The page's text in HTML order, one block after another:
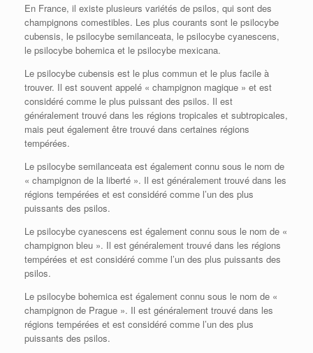
En France, il existe plusieurs variétés de psilos, qui sont des
champignons comestibles. Les plus courants sont le psilocybe
cubensis, le psilocybe semilanceata, le psilocybe cyanescens,
le psilocybe bohemica et le psilocybe mexicana.
Le psilocybe cubensis est le plus commun et le plus facile à
trouver. Il est souvent appelé « champignon magique » et est
considéré comme le plus puissant des psilos. Il est
généralement trouvé dans les régions tropicales et subtropicales,
mais peut également être trouvé dans certaines régions
tempérées.
Le psilocybe semilanceata est également connu sous le nom de
« champignon de la liberté ». Il est généralement trouvé dans les
régions tempérées et est considéré comme l’un des plus
puissants des psilos.
Le psilocybe cyanescens est également connu sous le nom de «
champignon bleu ». Il est généralement trouvé dans les régions
tempérées et est considéré comme l’un des plus puissants des
psilos.
Le psilocybe bohemica est également connu sous le nom de «
champignon de Prague ». Il est généralement trouvé dans les
régions tempérées et est considéré comme l’un des plus
puissants des psilos.